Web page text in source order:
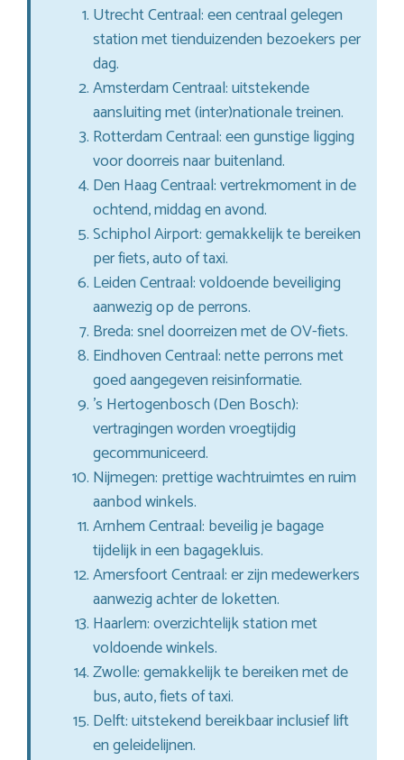
Utrecht Centraal: een centraal gelegen
station met tienduizenden bezoekers per
dag.
Amsterdam Centraal: uitstekende
aansluiting met (inter)nationale treinen.
Rotterdam Centraal: een gunstige ligging
voor doorreis naar buitenland.
Den Haag Centraal: vertrekmoment in de
ochtend, middag en avond.
Schiphol Airport: gemakkelijk te bereiken
per fiets, auto of taxi.
Leiden Centraal: voldoende beveiliging
aanwezig op de perrons.
Breda: snel doorreizen met de OV-fiets.
Eindhoven Centraal: nette perrons met
goed aangegeven reisinformatie.
’s Hertogenbosch (Den Bosch):
vertragingen worden vroegtijdig
gecommuniceerd.
Nijmegen: prettige wachtruimtes en ruim
aanbod winkels.
Arnhem Centraal: beveilig je bagage
tijdelijk in een bagagekluis.
Amersfoort Centraal: er zijn medewerkers
aanwezig achter de loketten.
Haarlem: overzichtelijk station met
voldoende winkels.
Zwolle: gemakkelijk te bereiken met de
bus, auto, fiets of taxi.
Delft: uitstekend bereikbaar inclusief lift
en geleidelijnen.